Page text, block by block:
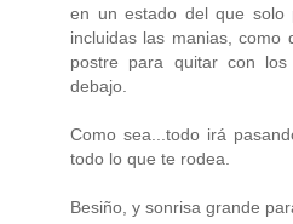
en un estado del que solo
incluidas las manias, como
postre para quitar con
debajo.
Como sea...todo irá
todo lo que te rodea.
Besiño, y sonrisa grande